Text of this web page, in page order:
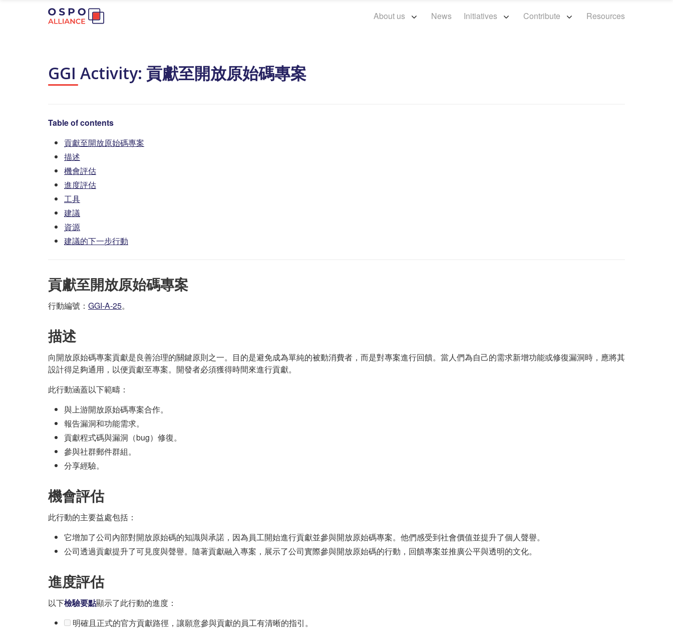
About us News Initiatives Contribute Resources
GGI Activity: 貢獻至開放原始碼專案
Table of contents
貢獻至開放原始碼專案
描述
機會評估
進度評估
工具
建議
資源
建議的下一步行動
貢獻至開放原始碼專案
行動編號： GGI-A-25。
描述
向開放原始碼專案貢獻是良善治理的關鍵原則之一。目的是避免成為單純的被動消費者，而是對專案進行回饋。當人們為自己的需求新增功能或修復漏洞時，應將其
設計得足夠通用，以便貢獻至專案。開發者必須獲得時間來進行貢獻。
此行動涵蓋以下範疇：
與上游開放原始碼專案合作。
報告漏洞和功能需求。
貢獻程式碼與漏洞（bug）修復。
參與社群郵件群組。
分享經驗。
機會評估
此行動的主要益處包括：
它增加了公司內部對開放原始碼的知識與承諾，因為員工開始進行貢獻並參與開放原始碼專案。他們感受到社會價值並提升了個人聲譽。
公司透過貢獻提升了可見度與聲譽。隨著貢獻融入專案，展示了公司實際參與開放原始碼的行動，回饋專案並推廣公平與透明的文化。
進度評估
以下檢驗要點顯示了此行動的進度：
明確且正式的官方貢獻路徑，讓願意參與貢獻的員工有清晰的指引。